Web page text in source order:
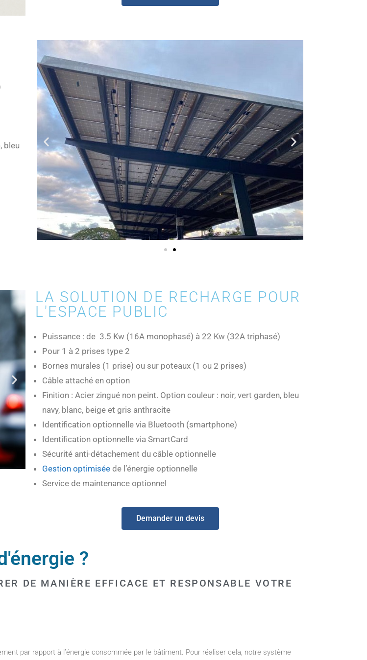
bleu
LA SOLUTION DE RECHARGE POUR
L'ESPACE PUBLIC
Puissance : de 3.5 Kw (16A monophasé) à 22 Kw (32A triphasé)
Pour 1 à 2 prises type 2
Bornes murales (1 prise) ou sur poteaux (1 ou 2 prises)
Câble attaché en option
Finition : Acier zingué non peint. Option couleur : noir, vert garden, bleu
navy, blanc, beige et gris anthracite
Identification optionnelle via Bluetooth (smartphone)
Identification optionnelle via SmartCard
Sécurité anti-détachement du câble optionnelle
Gestion optimisée de l’énergie optionnelle
Service de maintenance optionnel
Demander un devis
?
DE MANIÈRE EFFICACE ET RESPONSABLE VOTRE
par rapport à l’énergie consommée par le bâtiment. Pour réaliser cela, notre système